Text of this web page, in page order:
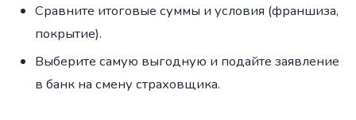
Сравните итоговые суммы и условия (франшиза,
покрытие).
Выберите самую выгодную и подайте заявление
в банк на смену страховщика.